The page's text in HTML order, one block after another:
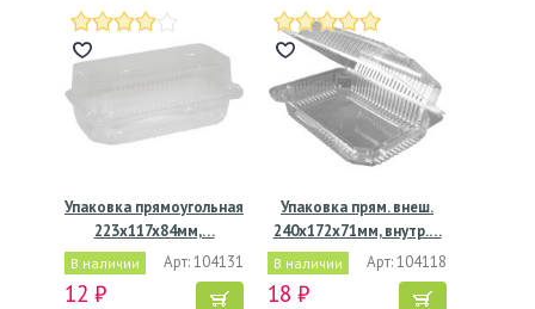
Упаковка прямоугольная
223x117x84мм,…
В наличии Арт: 104131
12 ₽
Упаковка прям. внеш.
240x172x71мм, внутр.…
В наличии Арт: 104118
18 ₽